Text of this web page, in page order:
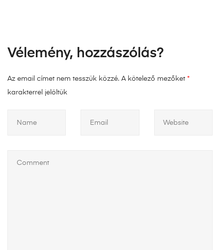
Vélemény, hozzászólás?
Az email címet nem tesszük közzé. A kötelező mezőket *
karakterrel jelöltük